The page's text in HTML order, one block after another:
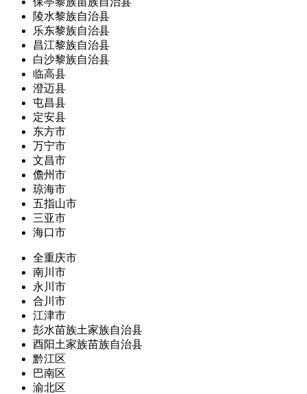
陵水黎族自治县
乐东黎族自治县
昌江黎族自治县
白沙黎族自治县
临高县
澄迈县
屯昌县
定安县
东方市
万宁市
文昌市
儋州市
琼海市
五指山市
三亚市
海口市
全重庆市
南川市
永川市
合川市
江津市
彭水苗族土家族自治县
酉阳土家族苗族自治县
黔江区
巴南区
渝北区